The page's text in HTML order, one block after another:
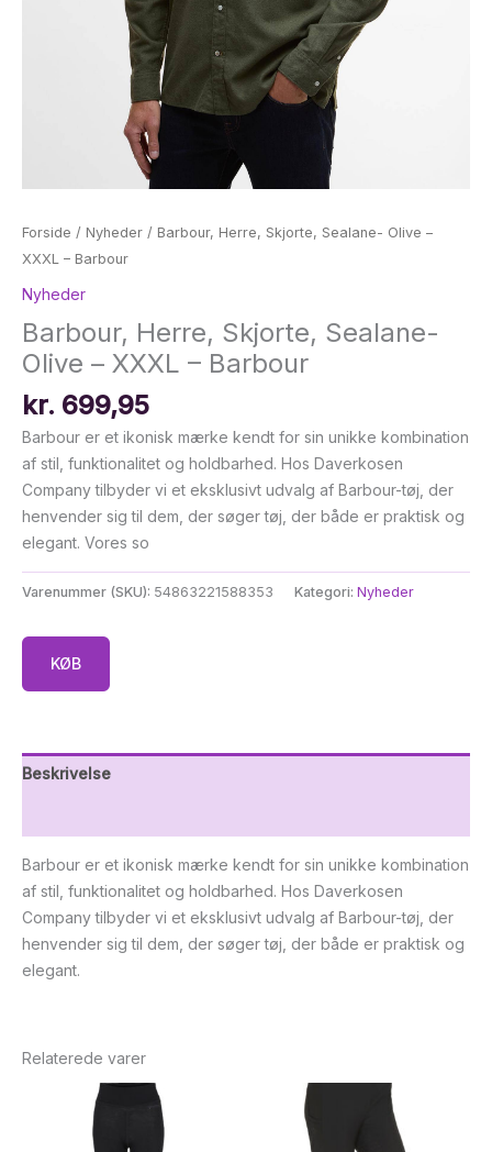
Forside / Nyheder / Barbour, Herre, Skjorte, Sealane- Olive –
XXXL – Barbour
Nyheder
Barbour, Herre, Skjorte, Sealane-
Olive – XXXL – Barbour
kr. 699,95
Barbour er et ikonisk mærke kendt for sin unikke kombination
af stil, funktionalitet og holdbarhed. Hos Daverkosen
Company tilbyder vi et eksklusivt udvalg af Barbour-tøj, der
henvender sig til dem, der søger tøj, der både er praktisk og
elegant. Vores so
Varenummer (SKU): 54863221588353 Kategori: Nyheder
KØB
Beskrivelse
Barbour er et ikonisk mærke kendt for sin unikke kombination
af stil, funktionalitet og holdbarhed. Hos Daverkosen
Company tilbyder vi et eksklusivt udvalg af Barbour-tøj, der
henvender sig til dem, der søger tøj, der både er praktisk og
elegant.
Relaterede varer